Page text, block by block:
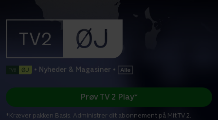
• Nyheder & Magasiner •
Prøv TV 2 Play*
*Kræver pakken Basis. Administrer dit abonnement på Mit TV 2.